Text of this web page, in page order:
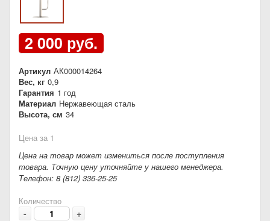
2 000 руб.
Артикул АК000014264
Вес, кг 0,9
Гарантия 1 год
Материал Нержавеющая сталь
Высота, см 34
Цена за 1
Цена на товар может измениться после поступления
товара. Точную цену уточняйте у нашего менеджера.
Телефон: 8 (812) 336-25-25
Количество
- +